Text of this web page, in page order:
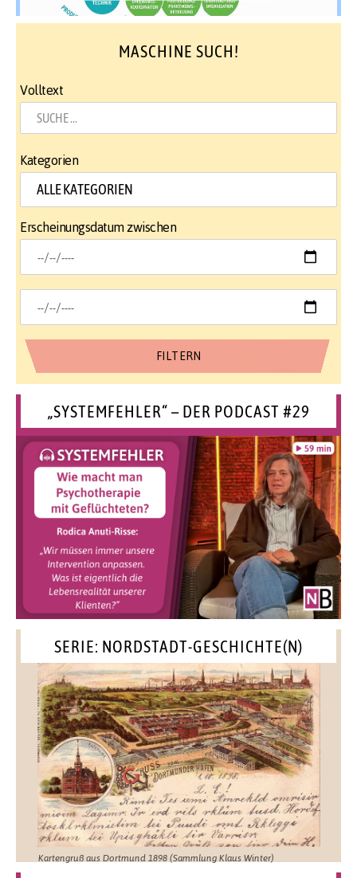
MASCHINE SUCH!
Volltext
Kategorien
Erscheinungsdatum zwischen
„SYSTEMFEHLER“ – DER PODCAST #29
SERIE: NORDSTADT-GESCHICHTE(N)
Kartengruß aus Dortmund 1898 (Sammlung Klaus Winter)